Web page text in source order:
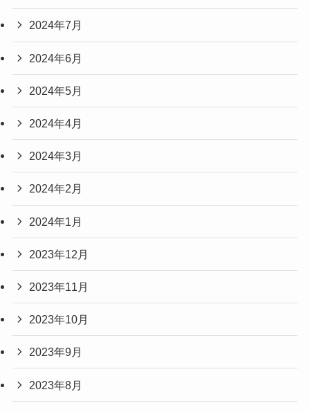
2024年7月
2024年6月
2024年5月
2024年4月
2024年3月
2024年2月
2024年1月
2023年12月
2023年11月
2023年10月
2023年9月
2023年8月